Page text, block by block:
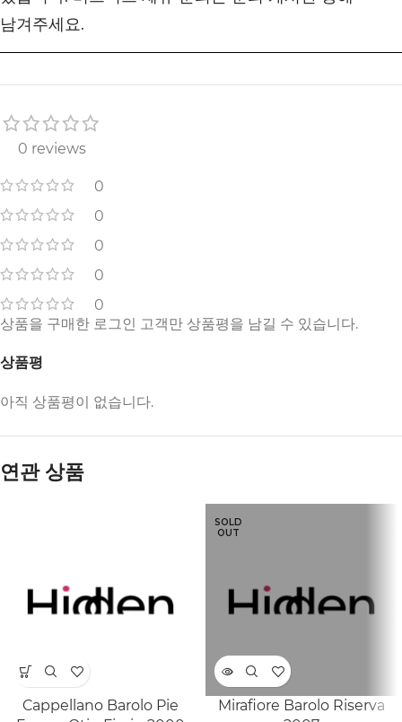
남겨주세요.
0 reviews
0
0
0
0
0
상품평
아직 상품평이 없습니다.
상품을 구매한 로그인 고객만 상품평을 남길 수 있습니다.
연관 상품
Cappellano Barolo Pie
SOLD
OUT
Mirafiore Barolo Riserva